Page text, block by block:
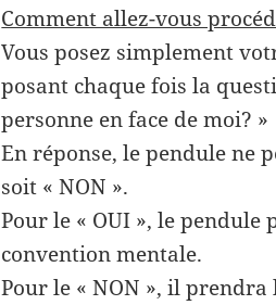
Comment allez-vous
Vous posez simplement
posant chaque fois la
personne en face de moi? »
En réponse, le pendule ne
soit « NON ».
Pour le « OUI », le
convention mentale.
Pour le « NON », il